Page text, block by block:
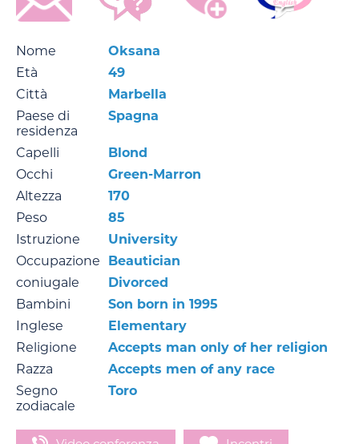
Nome
Oksana
Età
49
Città
Marbella
Paese di
residenza
Spagna
Capelli
Blond
Occhi
Green-Marron
Altezza
170
Peso
85
Istruzione
University
Occupazione
Beautician
coniugale
Divorced
Bambini
Son born in 1995
Inglese
Elementary
Religione
Accepts man only of her religion
Razza
Accepts men of any race
Segno
zodiacale
Toro